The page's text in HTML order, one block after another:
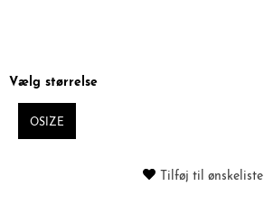
Vælg størrelse
OSIZE
Tilføj til ønskeliste